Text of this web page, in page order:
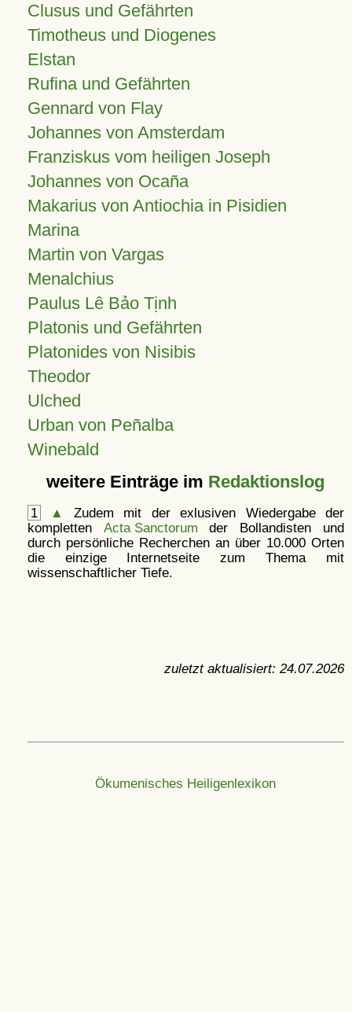
Clusus und Gefährten
Timotheus und Diogenes
Elstan
Rufina und Gefährten
Gennard von Flay
Johannes von Amsterdam
Franziskus vom heiligen Joseph
Johannes von Ocaña
Makarius von Antiochia in Pisidien
Marina
Martin von Vargas
Menalchius
Paulus Lê Bảo Tịnh
Platonis und Gefährten
Platonides von Nisibis
Theodor
Ulched
Urban von Peñalba
Winebald
weitere Einträge im Redaktionslog
1 ▲
Zudem mit der exlusiven Wiedergabe der
kompletten Acta Sanctorum der Bollandisten und
durch persönliche Recherchen an über 10.000 Orten
die einzige Internetseite zum Thema mit
wissenschaftlicher Tiefe.
zuletzt aktualisiert: 24.07.2026
Ökumenisches Heiligenlexikon